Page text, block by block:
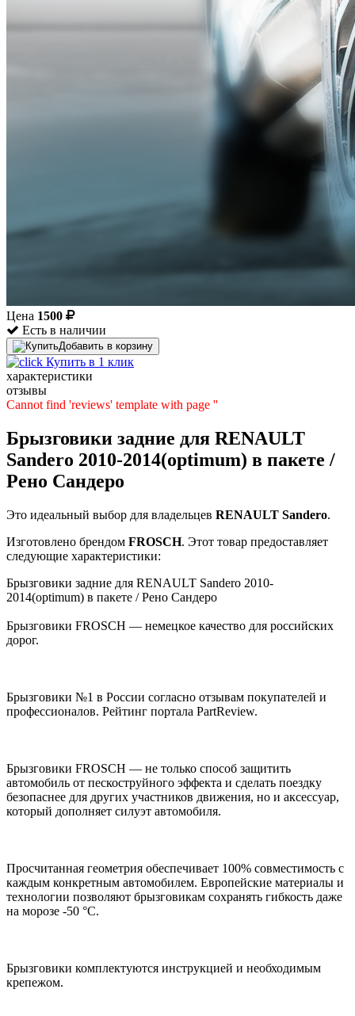
Цена 1500
Есть в наличии
Добавить в корзину
Купить в 1 клик
характеристики
отзывы
Cannot find 'reviews' template with page ''
Брызговики задние для RENAULT
Sandero 2010-2014(optimum) в пакете /
Рено Сандеро
Это идеальный выбор для владельцев RENAULT Sandero.
Изготовлено брендом FROSCH. Этот товар предоставляет
следующие характеристики:
Брызговики задние для RENAULT Sandero 2010-
2014(optimum) в пакете / Рено Сандеро
Брызговики FROSCH — немецкое качество для российских
дорог.
Брызговики №1 в России согласно отзывам покупателей и
профессионалов. Рейтинг портала PartReview.
Брызговики FROSCH — не только способ защитить
автомобиль от пескоструйного эффекта и сделать поездку
безопаснее для других участников движения, но и аксессуар,
который дополняет силуэт автомобиля.
Просчитанная геометрия обеспечивает 100% совместимость с
каждым конкретным автомобилем. Европейские материалы и
технологии позволяют брызговикам сохранять гибкость даже
на морозе -50 °С.
Брызговики комплектуются инструкцией и необходимым
крепежом.